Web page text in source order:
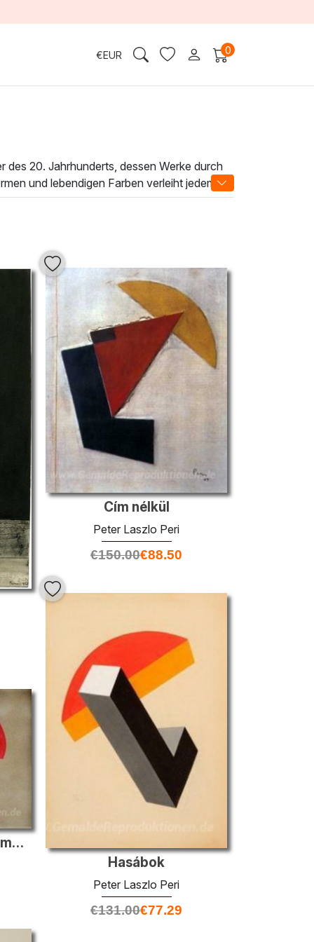
€EUR 0
des 20. Jahrhunderts, dessen Werke durch
und lebendigen Farben verleiht jedem
als nur Dekoration – sie erzählen
Ölgemälde von Peter Laszlo Peri
Verleihen Sie Ihrem Zuhause eine
Cím nélkül
Peter Laszlo Peri
€150.00€88.50
Hasábok
Peter Laszlo Peri
€131.00€77.29
Konstruktivistischen Komposition I